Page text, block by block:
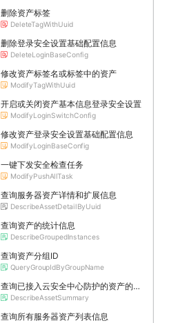
删除资产标签
DeleteTagWithUuid
删除登录安全设置基础配置信息
DeleteLoginBaseConfig
修改资产标签名或标签中的资产
ModifyTagWithUuid
开启或关闭资产基本信息登录安全设置
ModifyLoginSwitchConfig
修改资产登录安全设置基础配置信息
ModifyLoginBaseConfig
一键下发安全检查任务
ModifyPushAllTask
查询服务器资产详情和扩展信息
DescribeAssetDetailByUuid
查询资产的统计信息
DescribeGroupedInstances
查询资产分组ID
QueryGroupIdByGroupName
查询已接入云安全中心防护的资产的核数统计信息
DescribeAssetSummary
查询所有服务器资产列表信息